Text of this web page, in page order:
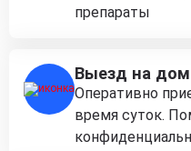
препараты
Выезд на
Оперативно
время суток.